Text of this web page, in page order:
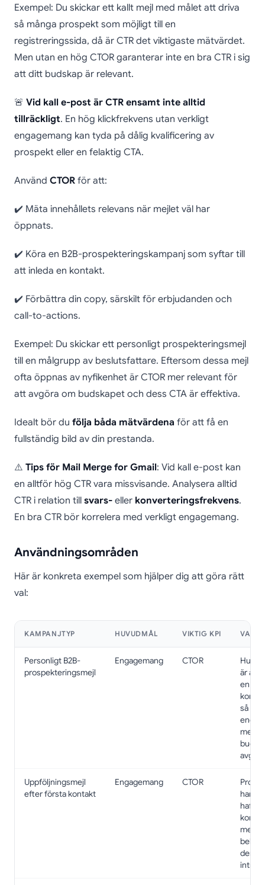
Exempel: Du skickar ett kallt mejl med målet att driva
så många prospekt som möjligt till en
registreringssida, då är CTR det viktigaste mätvärdet.
Men utan en hög CTOR garanterar inte en bra CTR i sig
att ditt budskap är relevant.
🚨 Vid kall e-post är CTR ensamt inte alltid
tillräckligt. En hög klickfrekvens utan verkligt
engagemang kan tyda på dålig kvalificering av
prospekt eller en felaktig CTA.
Använd CTOR för att:
✔️ Mäta innehållets relevans när mejlet väl har
öppnats.
✔️ Köra en B2B-prospekteringskampanj som syftar till
att inleda en kontakt.
✔️ Förbättra din copy, särskilt för erbjudanden och
call-to-actions.
Exempel: Du skickar ett personligt prospekteringsmejl
till en målgrupp av beslutsfattare. Eftersom dessa mejl
ofta öppnas av nyfikenhet är CTOR mer relevant för
att avgöra om budskapet och dess CTA är effektiva.
Idealt bör du följa båda mätvärdena för att få en
fullständig bild av din prestanda.
⚠️ Tips för Mail Merge for Gmail: Vid kall e-post kan
en alltför hög CTR vara missvisande. Analysera alltid
CTR i relation till svars- eller konverteringsfrekvens.
En bra CTR bör korrelera med verkligt engagemang.
Användningsområden
Här är konkreta exempel som hjälper dig att göra rätt
val:
KAMPANJTYP HUVUDMÅL VIKTIG KPI
Personligt B2B-
prospekteringsmejl
Engagemang CTOR
är att
en
så
med
Uppföljningsmejl
efter första kontakt
Engagemang CTOR
har
haft
mejlet
deras